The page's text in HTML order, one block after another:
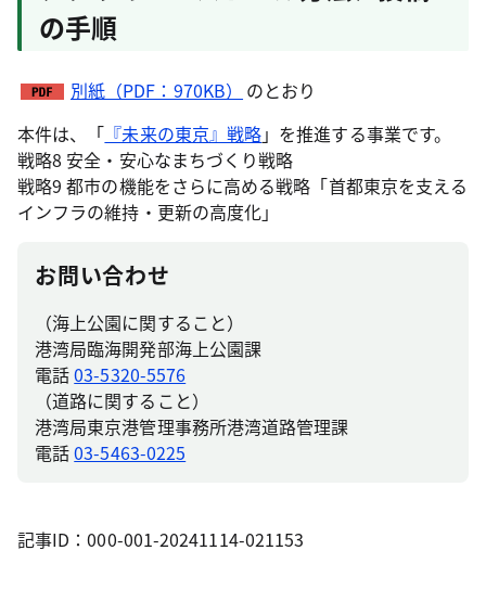
の手順
別紙（PDF：970KB）
のとおり
本件は、「 『未来の東京』戦略」を推進する事業です。
戦略8 安全・安心なまちづくり戦略
戦略9 都市の機能をさらに高める戦略「首都東京を支える
インフラの維持・更新の高度化」
お問い合わせ
（海上公園に関すること）
港湾局臨海開発部海上公園課
電話03-5320-5576
（道路に関すること）
港湾局東京港管理事務所港湾道路管理課
電話03-5463-0225
記事ID：000-001-20241114-021153